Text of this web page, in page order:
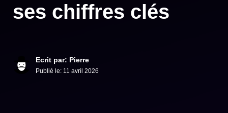
ses chiffres clés
Ecrit par: Pierre
Publié le: 11 avril 2026